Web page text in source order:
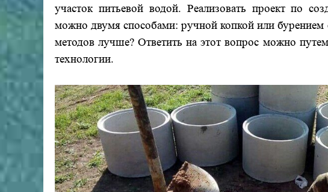
участок питьевой водой. Реализовать проект по
можно двумя способами: ручной копкой или бурением
методов лучше? Ответить на этот вопрос можно
технологии.